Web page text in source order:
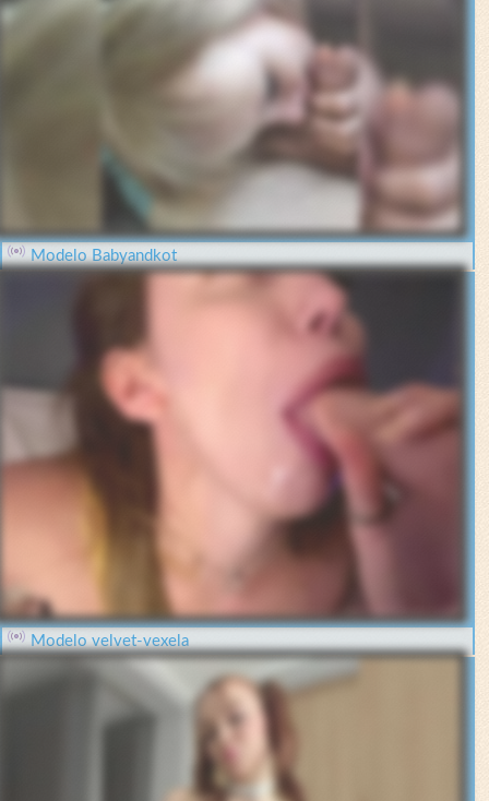
Modelo Babyandkot
Modelo velvet-vexela